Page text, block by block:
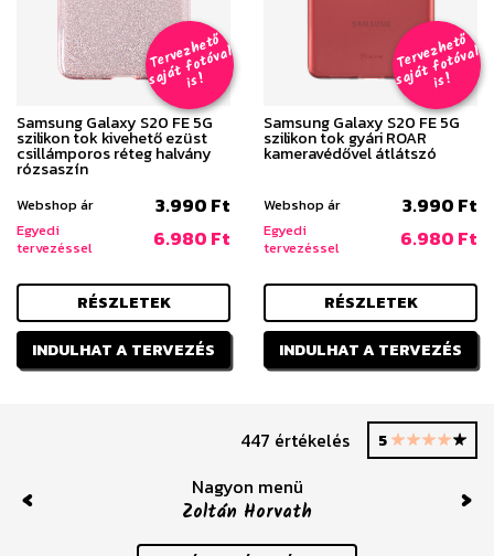
T
er
v
e
z
h
e
t
ő
s
aj
á
t
f
o
t
ó
v
al
i
s
!
Samsung Galaxy S20 FE 5G
szilikon tok kivehető ezüst
csillámporos réteg halvány
rózsaszín
Webshop ár 3.990 Ft
Egyedi
tervezéssel
6.980 Ft
RÉSZLETEK
INDULHAT A TERVEZÉS
T
er
v
e
z
h
e
t
ő
s
aj
á
t
f
o
t
ó
v
al
i
s
!
Samsung Galaxy S20 FE 5G
szilikon tok gyári ROAR
kameravédővel átlátszó
Webshop ár 3.990 Ft
Egyedi
tervezéssel
6.980 Ft
RÉSZLETEK
INDULHAT A TERVEZÉS
447 értékelés 5
Nagyon menü
Zoltán Horvath